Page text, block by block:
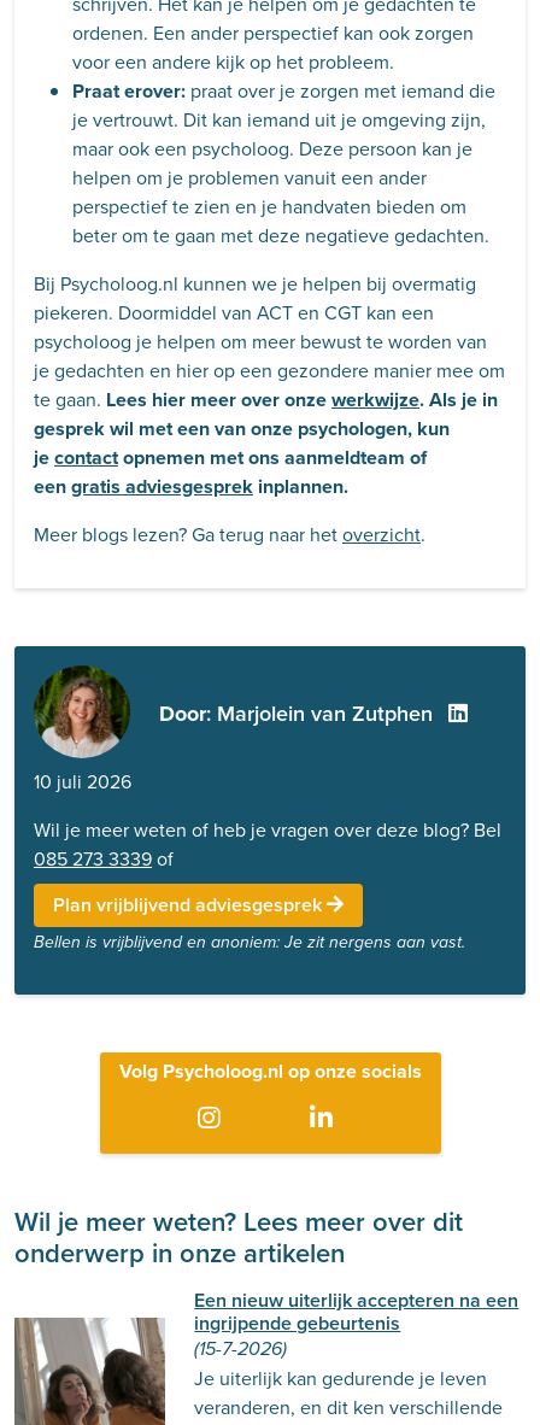
ordenen. Een ander perspectief kan ook zorgen
voor een andere kijk op het probleem.
Praat erover: praat over je zorgen met iemand die
je vertrouwt. Dit kan iemand uit je omgeving zijn,
maar ook een psycholoog. Deze persoon kan je
helpen om je problemen vanuit een ander
perspectief te zien en je handvaten bieden om
beter om te gaan met deze negatieve gedachten.
Bij Psycholoog.nl kunnen we je helpen bij overmatig
piekeren. Doormiddel van ACT en CGT kan een
psycholoog je helpen om meer bewust te worden van
je gedachten en hier op een gezondere manier mee om
te gaan. Lees hier meer over onzewerkwijze. Als je in
gesprek wil met een van onze psychologen, kun
jecontactopnemen met ons aanmeldteam of
eengratis adviesgesprek inplannen.
Meer blogs lezen? Ga terug naar hetoverzicht.
Door: Marjolein van Zutphen
10 juli 2026
Wil je meer weten of heb je vragen over deze blog? Bel
085 273 3339of
Plan vrijblijvend adviesgesprek
Bellen is vrijblijvend en anoniem: Je zit nergens aan vast.
Volg Psycholoog.nl op onze socials
Wil je meer weten? Lees meer over dit
onderwerp in onze artikelen
Een nieuw uiterlijk accepteren na een
ingrijpende gebeurtenis
(15-7-2026)
Je uiterlijk kan gedurende je leven
veranderen, en dit ken verschillende